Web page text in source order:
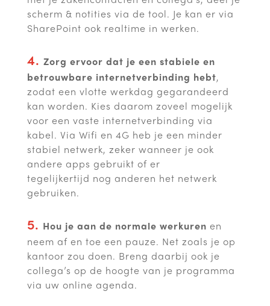
scherm & notities via de tool. Je kan er via
SharePoint ook realtime in werken.
4. Zorg ervoor dat je een stabiele en
betrouwbare internetverbinding hebt,
zodat een vlotte werkdag gegarandeerd
kan worden. Kies daarom zoveel mogelijk
voor een vaste internetverbinding via
kabel. Via Wifi en 4G heb je een minder
stabiel netwerk, zeker wanneer je ook
andere apps gebruikt of er
tegelijkertijd nog anderen het netwerk
gebruiken.
5. Hou je aan de normale werkuren en
neem af en toe een pauze. Net zoals je op
kantoor zou doen. Breng daarbij ook je
collega’s op de hoogte van je programma
via uw online agenda.